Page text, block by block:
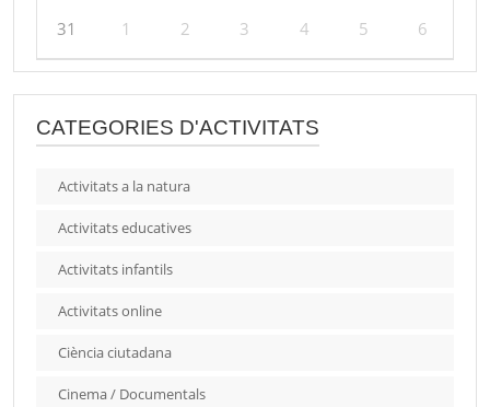
31 1 2 3 4 5 6
CATEGORIES D'ACTIVITATS
Activitats a la natura
Activitats educatives
Activitats infantils
Activitats online
Ciència ciutadana
Cinema / Documentals